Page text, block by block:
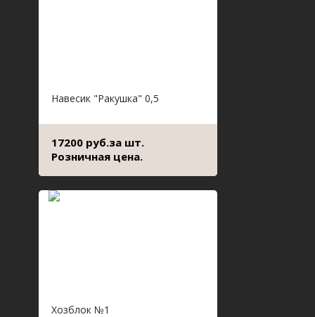
Навесик "Ракушка" 0,5
17200 руб.за шт.
Розничная цена.
Хозблок №1